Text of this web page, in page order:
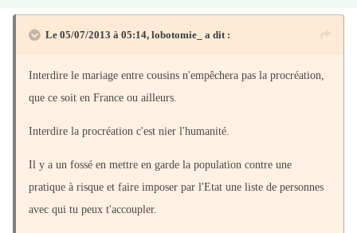
Le 05/07/2013 à 05:14, lobotomie_ a dit :
Interdire le mariage entre cousins n'empêchera pas la procréation,
que ce soit en France ou ailleurs.
Interdire la procréation c'est nier l'humanité.
Il y a un fossé en mettre en garde la population contre une
pratique à risque et faire imposer par l'Etat une liste de personnes
avec qui tu peux t'accoupler.